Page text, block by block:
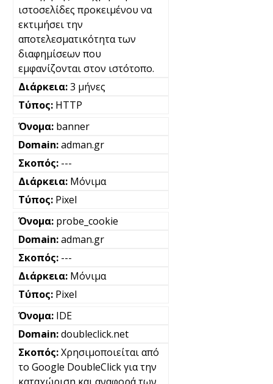
ιστοσελίδες προκειμένου να
εκτιμήσει την
αποτελεσματικότητα των
διαφημίσεων που
εμφανίζονται στον ιστότοπο.
3 μήνες
HTTP
banner
adman.gr
---
Μόνιμα
Pixel
probe_cookie
adman.gr
---
Μόνιμα
Pixel
IDE
doubleclick.net
Χρησιμοποιείται από
το Google DoubleClick για την